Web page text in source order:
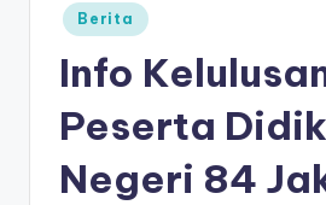
rtPosted
in
Berita
Info
Peserta
Negeri 84